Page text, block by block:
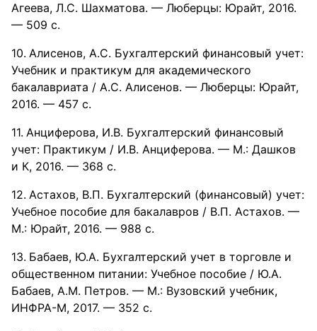
Агеева, Л.С. Шахматова. — Люберцы: Юрайт, 2016.
— 509 c.
Алисенов, А.С. Бухгалтерский финансовый учет:
Учебник и практикум для академического
бакалавриата / А.С. Алисенов. — Люберцы: Юрайт,
2016. — 457 c.
Анциферова, И.В. Бухгалтерский финансовый
учет: Практикум / И.В. Анциферова. — М.: Дашков
и К, 2016. — 368 c.
Астахов, В.П. Бухгалтерский (финансовый) учет:
Учебное пособие для бакалавров / В.П. Астахов. —
М.: Юрайт, 2016. — 988 c.
Бабаев, Ю.А. Бухгалтерский учет в торговле и
общественном питании: Учебное пособие / Ю.А.
Бабаев, А.М. Петров. — М.: Вузовский учебник,
ИНФРА-М, 2017. — 352 c.